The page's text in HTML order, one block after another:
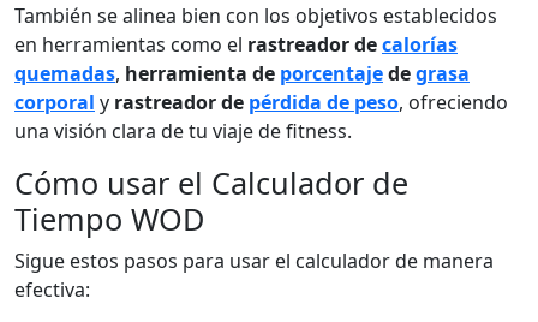
También se alinea bien con los objetivos establecidos
en herramientas como el rastreador decalorías
quemadas, herramienta de porcentajedegrasa
corporal y rastreador de pérdida de peso, ofreciendo
una visión clara de tu viaje de fitness.
Cómo usar el Calculador de
Tiempo WOD
Sigue estos pasos para usar el calculador de manera
efectiva: